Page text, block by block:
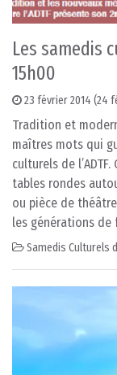
Les samedis
15h00
23 février 2014 (24
Tradition et
maîtres mots qui
culturels de
tables rondes
ou pièce de
les générations de
Samedis Culturels